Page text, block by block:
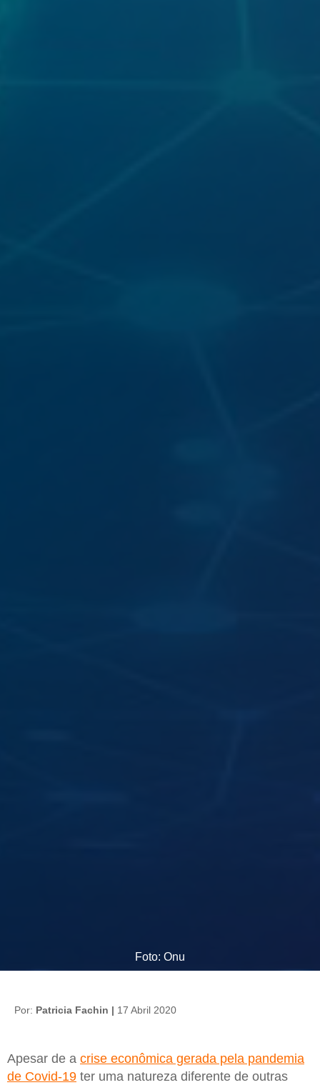
Foto: Onu
Por: Patricia Fachin | 17 Abril 2020
Apesar de a crise econômica gerada pela pandemia
de Covid-19 ter uma natureza diferente de outras